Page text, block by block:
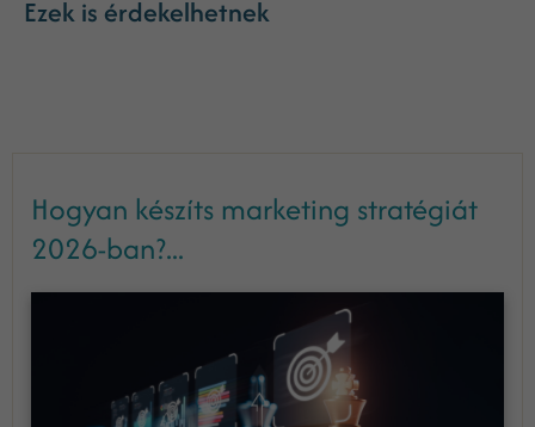
Ezek is érdekelhetnek
Hogyan készíts marketing stratégiát
2026-ban?...